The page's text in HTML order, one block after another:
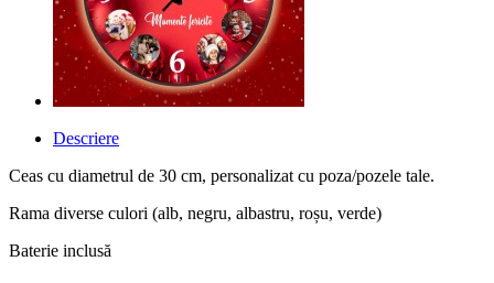
Descriere
Ceas cu diametrul de 30 cm, personalizat cu poza/pozele tale.
Rama diverse culori (alb, negru, albastru, roșu, verde)
Baterie inclusă